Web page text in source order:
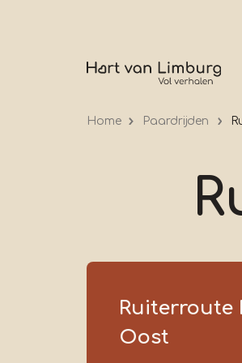
Home Paardrijden
Ruiterroute
Oost